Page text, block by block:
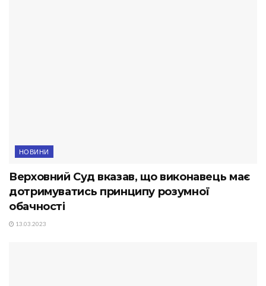
НОВИНИ
Верховний Суд вказав, що виконавець має
дотримуватись принципу розумної
обачності
13.03.2023